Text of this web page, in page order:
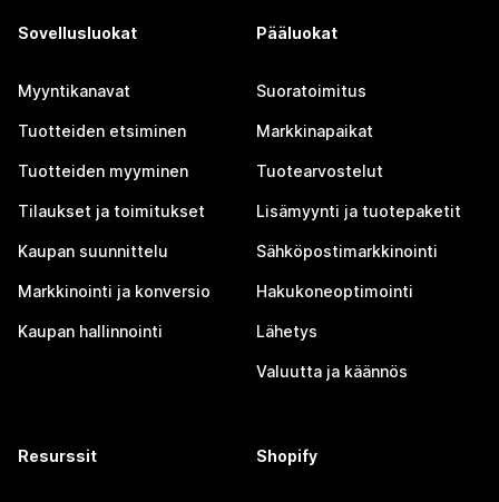
Sovellusluokat
Myyntikanavat
Tuotteiden etsiminen
Tuotteiden myyminen
Tilaukset ja toimitukset
Kaupan suunnittelu
Markkinointi ja konversio
Kaupan hallinnointi
Pääluokat
Suoratoimitus
Markkinapaikat
Tuotearvostelut
Lisämyynti ja tuotepaketit
Sähköpostimarkkinointi
Hakukoneoptimointi
Lähetys
Valuutta ja käännös
Resurssit Shopify